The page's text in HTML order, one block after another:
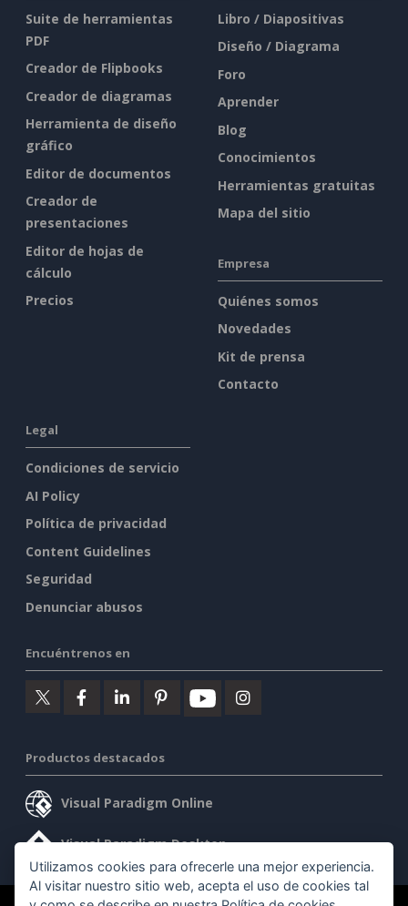
Suite de herramientas
PDF
Creador de Flipbooks
Creador de diagramas
Herramienta de diseño
gráfico
Editor de documentos
Creador de
presentaciones
Editor de hojas de
cálculo
Precios
Libro / Diapositivas
Diseño / Diagrama
Foro
Aprender
Blog
Conocimientos
Herramientas gratuitas
Mapa del sitio
Empresa
Quiénes somos
Novedades
Kit de prensa
Contacto
Legal
Condiciones de servicio
AI Policy
Política de privacidad
Content Guidelines
Seguridad
Denunciar abusos
Encuéntrenos en
Productos destacados
Visual Paradigm Online
Visual Paradigm Desktop
Utilizamos cookies para ofrecerle una mejor experiencia.
Al visitar nuestro sitio web, acepta el uso de cookies tal